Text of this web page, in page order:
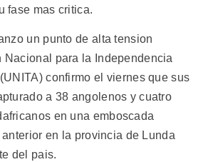
fase mas critica.
un punto de alta tension
Nacional para la Independencia
confirmo el viernes que sus
a 38 angolenos y cuatro
en una emboscada
en la provincia de Lunda
del pais.